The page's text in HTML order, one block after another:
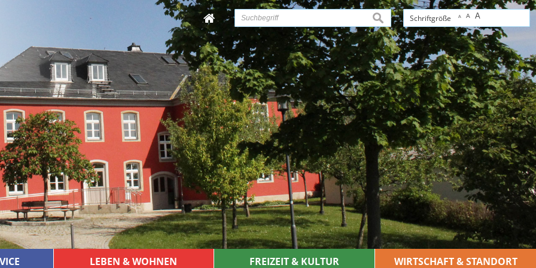
Schriftgröße A A A
suchen
LEBEN & WOHNEN FREIZEIT & KULTUR WIRTSCHAFT & STANDORT